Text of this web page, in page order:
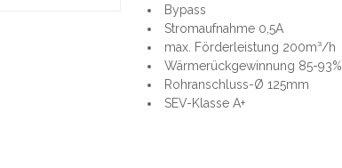
Bypass
Stromaufnahme 0,5A
max. Förderleistung 200m³/h
Wärmerückgewinnung 85-93%
Rohranschluss-Ø 125mm
SEV-Klasse A+